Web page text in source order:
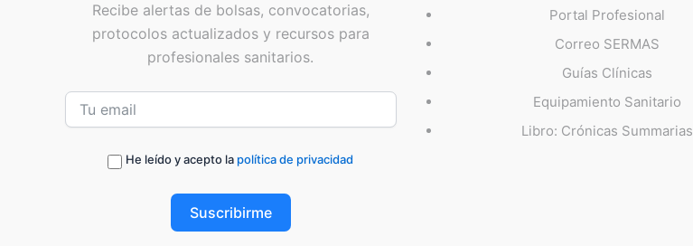
Recibe alertas de bolsas, convocatorias,
protocolos actualizados y recursos para
profesionales sanitarios.
He leído y acepto la política de privacidad
Suscribirme
Portal Profesional
Correo SERMAS
Guías Clínicas
Equipamiento Sanitario
Libro: Crónicas Summarias